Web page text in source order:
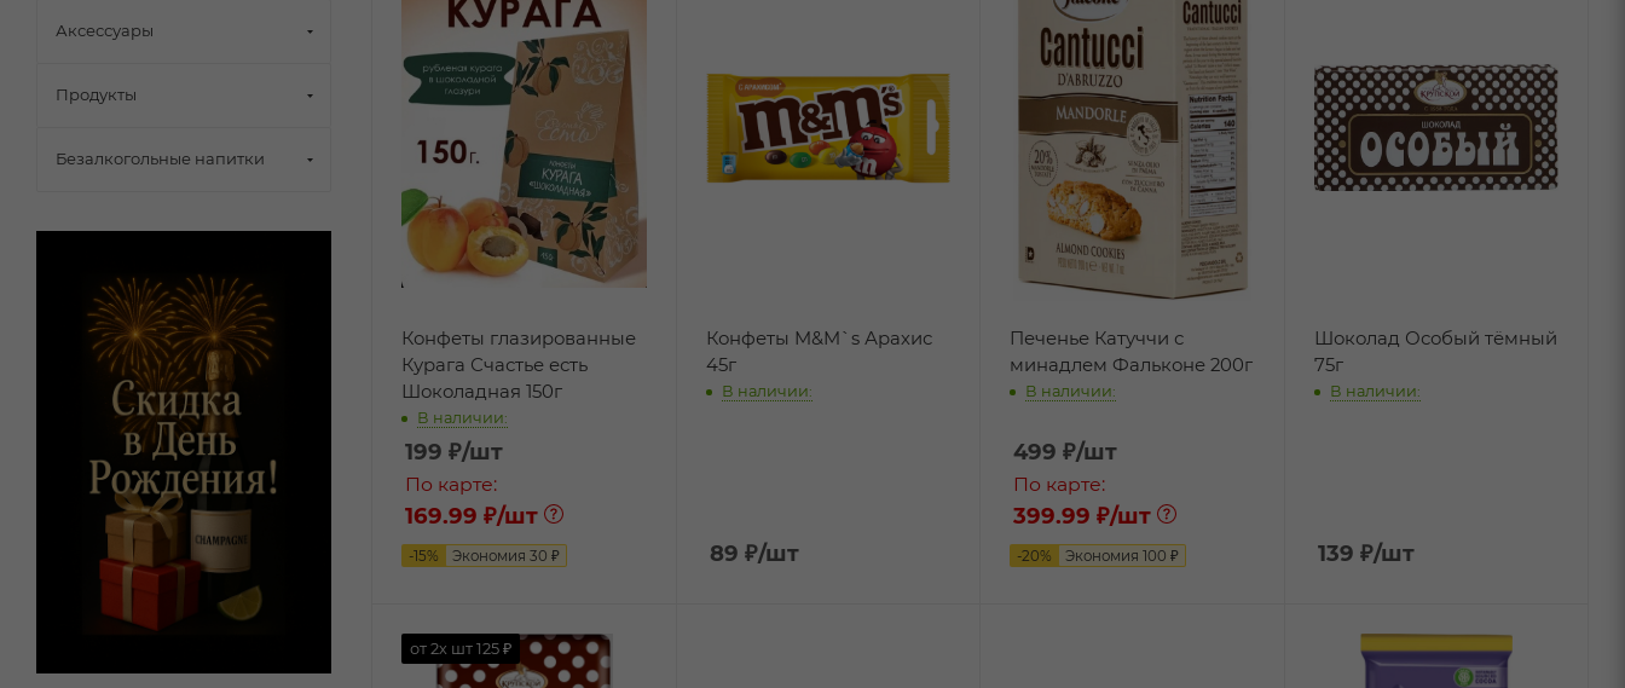
Конфеты глазированные
Курага Счастье есть
Шоколадная 150г
В наличии:
199 ₽/шт
По карте:
169.99 ₽/шт
-15% Экономия 30 ₽
Конфеты M&M`s Арахис
45г
В наличии:
89 ₽/шт
Печенье Катуччи с
минадлем Фальконе 200г
В наличии:
499 ₽/шт
По карте:
399.99 ₽/шт
-20% Экономия 100 ₽
Шоколад Особый тёмный
75г
В наличии:
139 ₽/шт
от 2х шт 125 ₽
Аксессуары
Продукты
Безалкогольные напитки